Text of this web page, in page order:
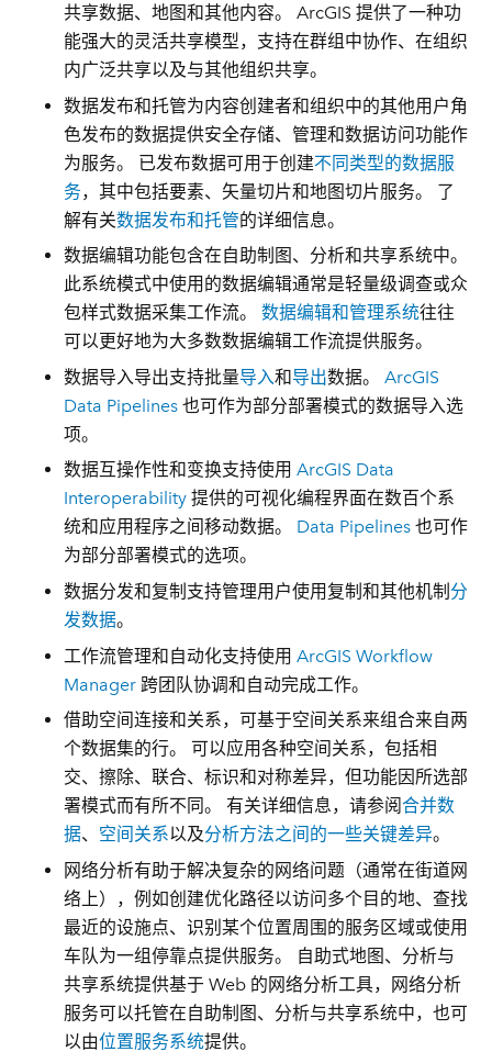
共享数据、地图和其他内容。 ArcGIS 提供了一种功
能强大的灵活共享模型，支持在群组中协作、在组织
内广泛共享以及与其他组织共享。
数据发布和托管为内容创建者和组织中的其他用户角
色发布的数据提供安全存储、管理和数据访问功能作
为服务。 已发布数据可用于创建不同类型的数据服
务，其中包括要素、矢量切片和地图切片服务。 了
解有关数据发布和托管的详细信息。
数据编辑功能包含在自助制图、分析和共享系统中。
此系统模式中使用的数据编辑通常是轻量级调查或众
包样式数据采集工作流。数据编辑和管理系统往往
可以更好地为大多数数据编辑工作流提供服务。
数据导入导出支持批量导入和导出数据。ArcGIS
Data Pipelines 也可作为部分部署模式的数据导入选
项。
数据互操作性和变换支持使用ArcGIS Data
Interoperability 提供的可视化编程界面在数百个系
统和应用程序之间移动数据。 Data Pipelines 也可作
为部分部署模式的选项。
数据分发和复制 支持管理用户使用复制和其他机制 分
发数据。
工作流管理和自动化支持使用ArcGIS Workflow
Manager 跨团队协调和自动完成工作。
借助空间连接和关系，可基于空间关系来组合来自两
个数据集的行。 可以应用各种空间关系，包括相
交、擦除、联合、标识和对称差异，但功能因所选部
署模式而有所不同。 有关详细信息，请参阅合并数
据、 空间关系以及分析方法之间的一些关键差异。
网络分析有助于解决复杂的网络问题（通常在街道网
络上），例如创建优化路径以访问多个目的地、查找
最近的设施点、识别某个位置周围的服务区域或使用
车队为一组停靠点提供服务。 自助式地图、分析与
共享系统提供基于 Web 的网络分析工具，网络分析
服务可以托管在自助制图、分析与共享系统中，也可
以由位置服务系统提供。